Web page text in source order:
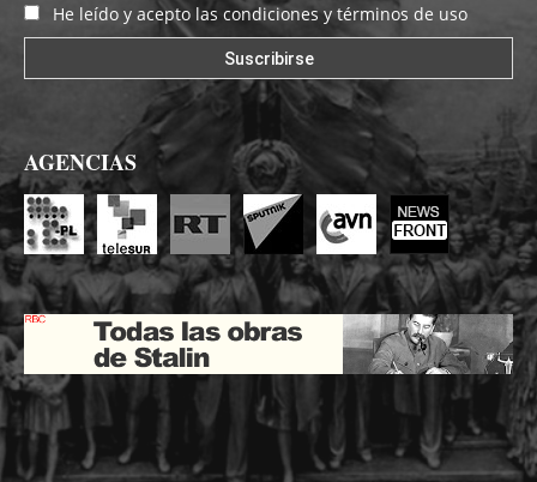
He leído y acepto las condiciones y términos de uso
AGENCIAS